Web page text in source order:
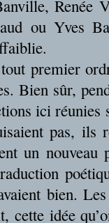
Renée
ou Yves
premier
Bien sûr,
ici
pas, ils
un nouveau
bien.
cette idée